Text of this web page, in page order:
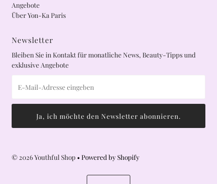
Angebote
Über Yon-Ka Paris
Newsletter
Bleiben Sie in Kontakt für monatliche News, Beauty-Tipps und
exklusive Angebote
© 2026 Youthful Shop • Powered by Shopify
Sprache